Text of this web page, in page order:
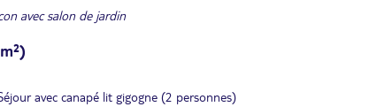
avec salon de jardin
avec canapé lit gigogne (2 personnes)